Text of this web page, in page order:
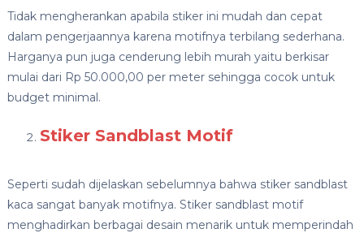
Tidak mengherankan apabila stiker ini mudah dan cepat
dalam pengerjaannya karena motifnya terbilang sederhana.
Harganya pun juga cenderung lebih murah yaitu berkisar
mulai dari Rp 50.000,00 per meter sehingga cocok untuk
budget minimal.
Stiker Sandblast Motif
Seperti sudah dijelaskan sebelumnya bahwa stiker sandblast
kaca sangat banyak motifnya. Stiker sandblast motif
menghadirkan berbagai desain menarik untuk memperindah